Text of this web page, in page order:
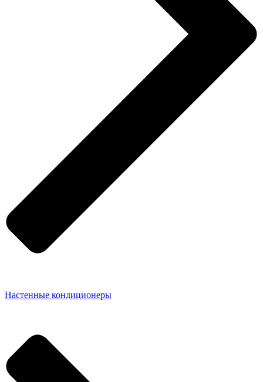
Настенные кондиционеры